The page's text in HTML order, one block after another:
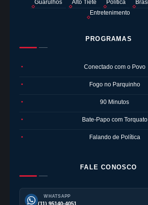
Guarulhos Alto Tietê Política Brasil
Entretenimento
PROGRAMAS
● Conectado com o Povo
● Fogo no Parquinho
● 90 Minutos
● Bate-Papo com Torquato
● Falando de Política
FALE CONOSCO
WHATSAPP
(11) 95140-4051